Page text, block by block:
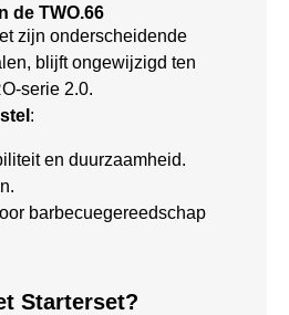
de TWO.66
zijn onderscheidende
blijft ongewijzigd ten
serie 2.0.
:
en duurzaamheid.
barbecuegereedschap
Starterset?